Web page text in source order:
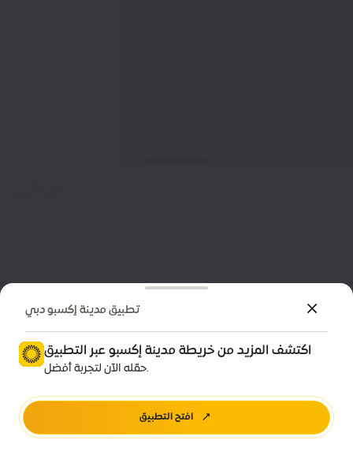
تطبيق مدينة إكسبو دبي
اكتشف المزيد من خريطة مدينة إكسبو عبر التطبيق
حمّله الآن لتجربة أفضل.
افتح التطبيق